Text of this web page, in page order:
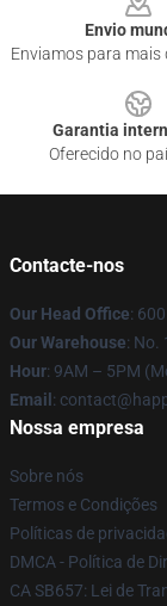
Envio
Enviamos para mais
Garantia
Oferecido no
Contacte-nos
Our Head Office:
Our Warehouse: No.
Hour: 9AM – 5PM
Email :
Nossa empresa
Sobre nós
Termos e Condições
Políticas de
DMCA - Política de
CA SB657: Lei de